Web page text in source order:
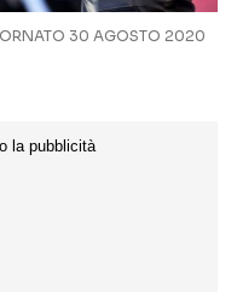
30 AGOSTO 2020